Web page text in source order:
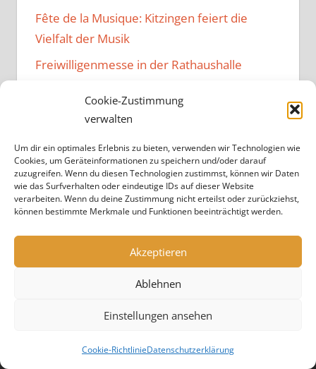
Cookie-Zustimmung
verwalten
Um dir ein optimales Erlebnis zu bieten, verwenden wir Technologien wie
Cookies, um Geräteinformationen zu speichern und/oder darauf
zuzugreifen. Wenn du diesen Technologien zustimmst, können wir Daten
wie das Surfverhalten oder eindeutige IDs auf dieser Website
verarbeiten. Wenn du deine Zustimmung nicht erteilst oder zurückziehst,
können bestimmte Merkmale und Funktionen beeinträchtigt werden.
Akzeptieren
Ablehnen
Einstellungen ansehen
Cookie-RichtlinieDatenschutzerklärung
Fête de la Musique: Kitzingen feiert die
Vielfalt der Musik
Freiwilligenmesse in der Rathaushalle
Bürgerzentrum
Bürgerzentrum
Projekt „Brandheiß“ endet
Kitzingen